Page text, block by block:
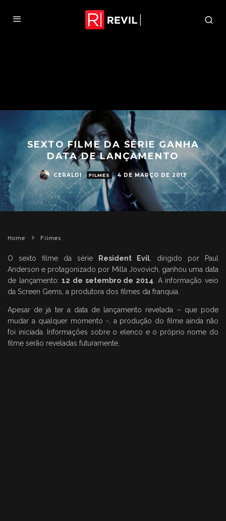
SEXTO FILME DA SÉRIE GANHA
DATA DE LANÇAMENTO
CERALDI FILMES 4 DE MARÇO DE 2013
Home Filmes
O sexto filme da série Resident Evil , dirigido por Paul
Anderson e protagonizado por Milla Jovovich, ganhou uma data
de lançamento:12 de setembro de 2014 . A informação veio
da Screen Gems, a produtora dos filmes da franquia.
Apesar de já ter a data de lançamento revelada – que pode
mudar a qualquer momento -, a produção do filme ainda não
foi iniciada. Informações sobre o elenco e o próprio nome do
filme serão reveladas futuramente.